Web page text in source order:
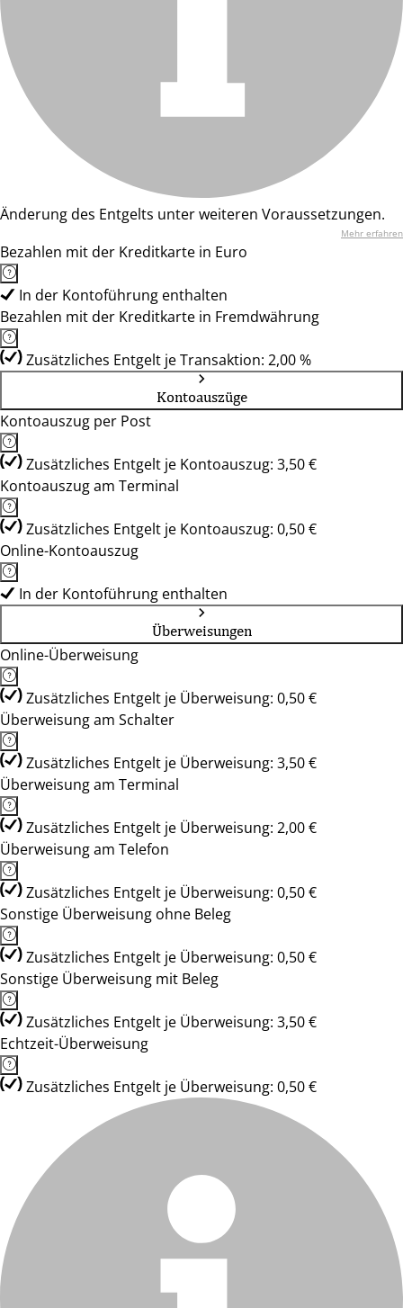
Änderung des Entgelts unter weiteren Voraussetzungen.
Mehr erfahren
Bezahlen mit der Kreditkarte in Euro
In der Kontoführung enthalten
Bezahlen mit der Kreditkarte in Fremdwährung
Zusätzliches Entgelt je Transaktion: 2,00 %
Kontoauszüge
Kontoauszug per Post
Zusätzliches Entgelt je Kontoauszug: 3,50 €
Kontoauszug am Terminal
Zusätzliches Entgelt je Kontoauszug: 0,50 €
Online-Kontoauszug
In der Kontoführung enthalten
Überweisungen
Online-Überweisung
Zusätzliches Entgelt je Überweisung: 0,50 €
Überweisung am Schalter
Zusätzliches Entgelt je Überweisung: 3,50 €
Überweisung am Terminal
Zusätzliches Entgelt je Überweisung: 2,00 €
Überweisung am Telefon
Zusätzliches Entgelt je Überweisung: 0,50 €
Sonstige Überweisung ohne Beleg
Zusätzliches Entgelt je Überweisung: 0,50 €
Sonstige Überweisung mit Beleg
Zusätzliches Entgelt je Überweisung: 3,50 €
Echtzeit-Überweisung
Zusätzliches Entgelt je Überweisung: 0,50 €